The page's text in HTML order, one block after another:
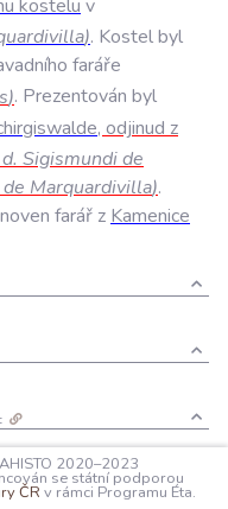
kostelu v
). Kostelbyl
faráře
). Prezentován byl
, odjinud z
d. Sigismundide
de Marquardivilla).
farář z Kamenice
2020–2023
se státní podporou
ČR v rámci Programu Éta.